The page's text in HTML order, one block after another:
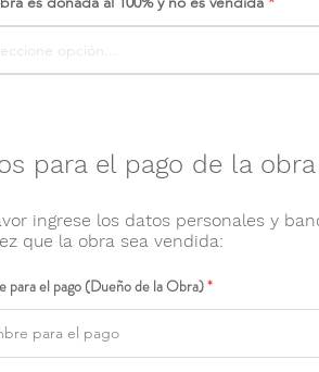
para el pago de la obra
ingrese los datos personales y
que la obra sea vendida:
para el pago (Dueño de la Obra)